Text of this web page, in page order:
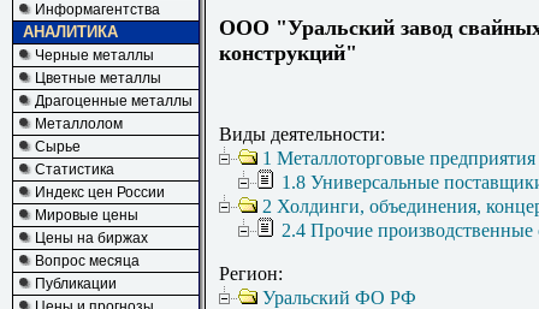
Информагентства
АНАЛИТИКА
Черные металлы
Цветные металлы
Драгоценные металлы
Металлолом
Сырье
Статистика
Индекс цен России
Мировые цены
Цены на биржах
Вопрос месяца
Публикации
ООО "Уральский завод
конструкций"
Виды деятельности:
1 Металлоторговые
1.8 Универсальные
2 Холдинги, объединения,
2.4 Прочие производственные
Регион:
Уральский ФО РФ